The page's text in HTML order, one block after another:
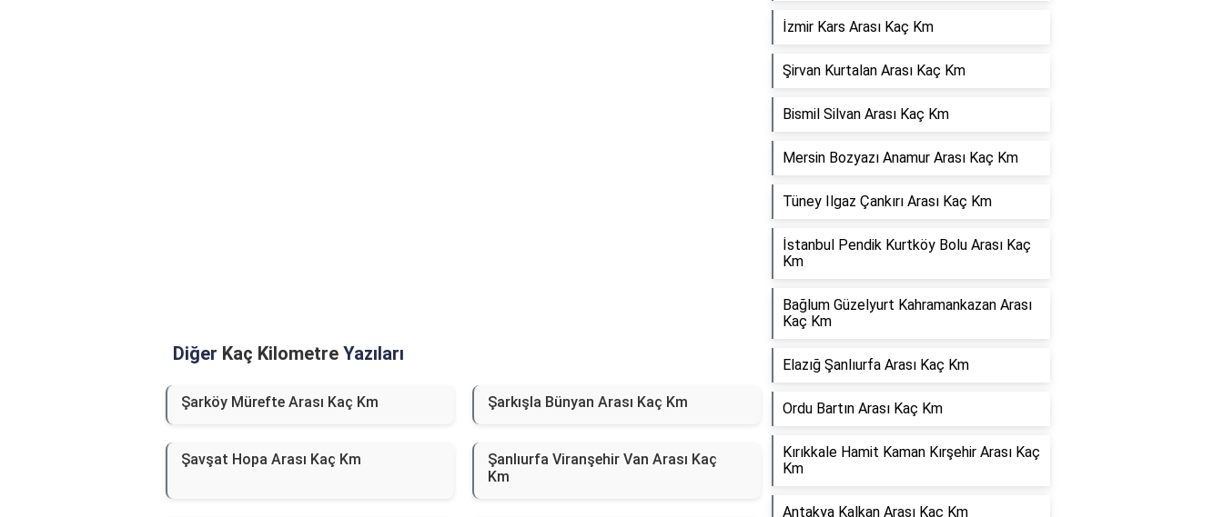
Diğer Kaç Kilometre Yazıları
Şarköy Mürefte Arası Kaç Km Şarkışla Bünyan Arası Kaç Km
Şavşat Hopa Arası Kaç Km
Şanlıurfa Viranşehir Van Arası Kaç
Km
İzmir Kars Arası Kaç Km
Şirvan Kurtalan Arası Kaç Km
Bismil Silvan Arası Kaç Km
Mersin Bozyazı Anamur Arası Kaç Km
Tüney Ilgaz Çankırı Arası Kaç Km
İstanbul Pendik Kurtköy Bolu Arası Kaç
Km
Bağlum Güzelyurt Kahramankazan Arası
Kaç Km
Elazığ Şanlıurfa Arası Kaç Km
Ordu Bartın Arası Kaç Km
Kırıkkale Hamit Kaman Kırşehir Arası Kaç
Km
Antakya Kalkan Arası Kaç Km